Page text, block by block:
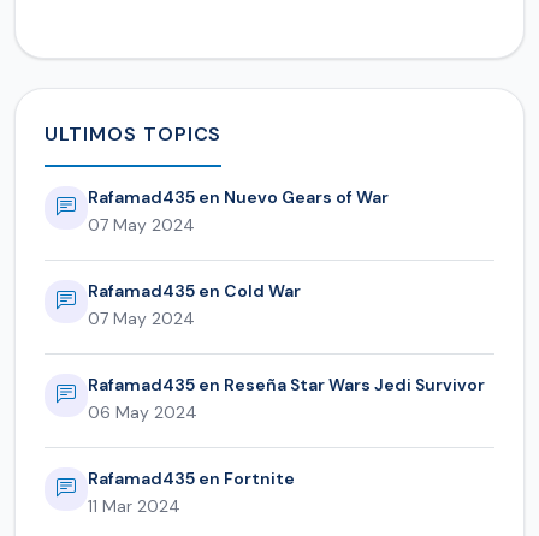
ULTIMOS TOPICS
Rafamad435 en Nuevo Gears of War
07 May 2024
Rafamad435 en Cold War
07 May 2024
Rafamad435 en Reseña Star Wars Jedi Survivor
06 May 2024
Rafamad435 en Fortnite
11 Mar 2024